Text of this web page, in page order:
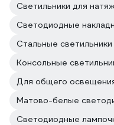
Светильники для
Светодиодные
Стальные светильники
Консольные
Для общего
Матово-белые
Светодиодные